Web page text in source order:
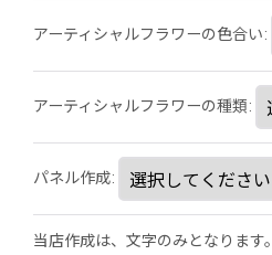
アーティシャルフラワーの色合い:
アーティシャルフラワーの種類:
パネル作成:
当店作成は、文字のみとなります。